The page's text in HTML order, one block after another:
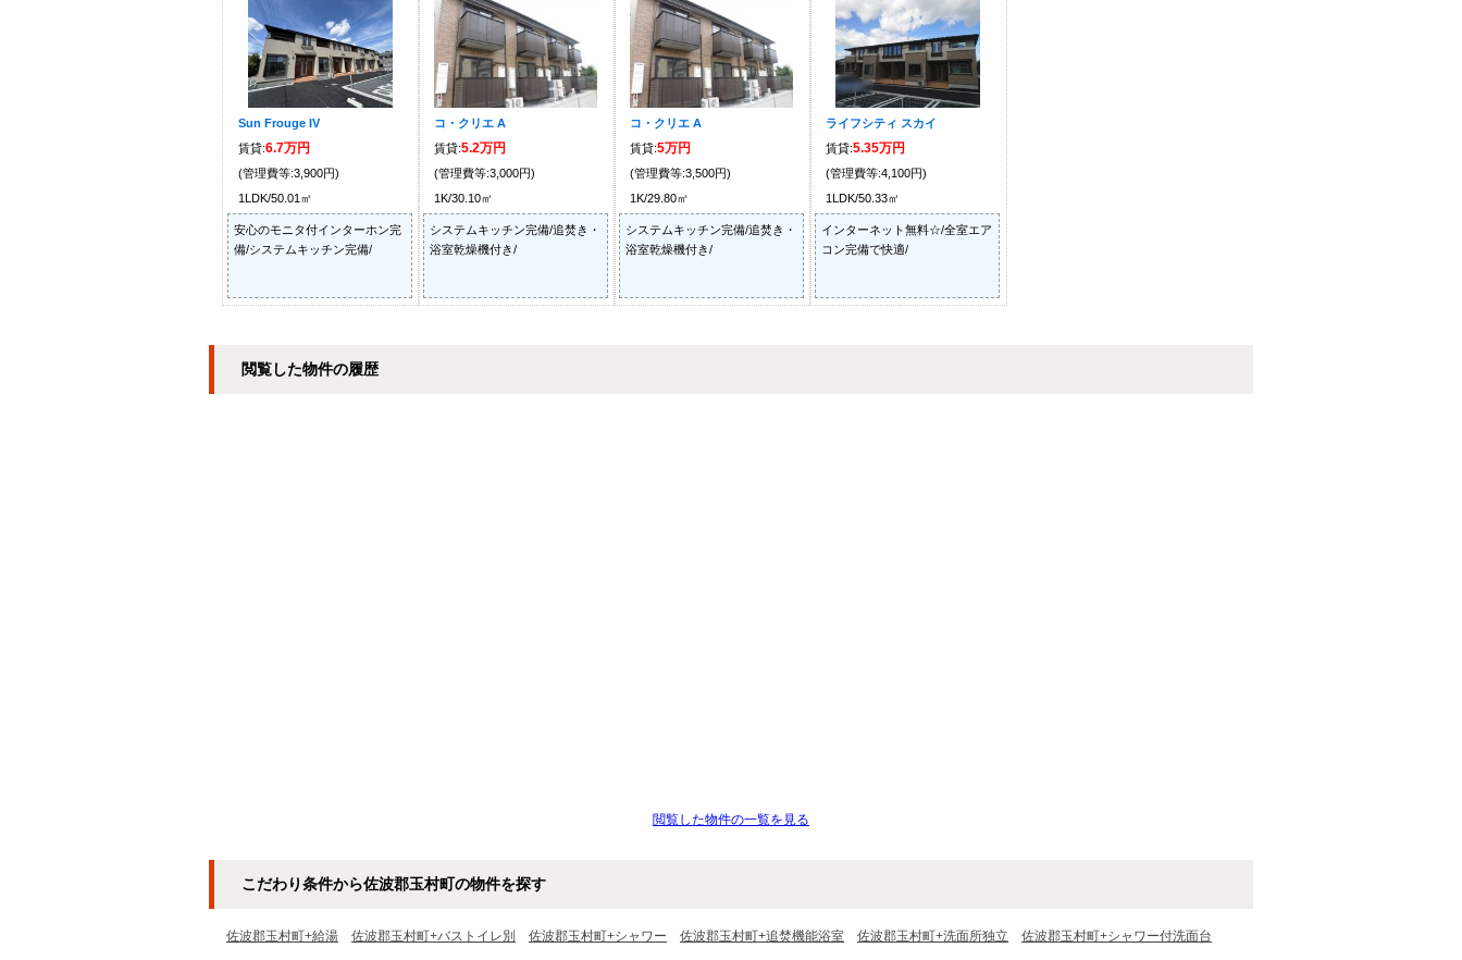
Sun Frouge IV
賃貸:6.7万円
(管理費等:3,900円)
1LDK/50.01㎡
安心のモニタ付インターホン完
備/システムキッチン完備/
コ・クリエ A
賃貸:5.2万円
(管理費等:3,000円)
1K/30.10㎡
システムキッチン完備/追焚き・
浴室乾燥機付き/
コ・クリエ A
賃貸:5万円
(管理費等:3,500円)
1K/29.80㎡
システムキッチン完備/追焚き・
浴室乾燥機付き/
ライフシティ スカイ
賃貸:5.35万円
(管理費等:4,100円)
1LDK/50.33㎡
インターネット無料☆/全室エア
コン完備で快適/
閲覧した物件の履歴
閲覧した物件の一覧を見る
こだわり条件から佐波郡玉村町の物件を探す
佐波郡玉村町+給湯 佐波郡玉村町+バストイレ別 佐波郡玉村町+シャワー 佐波郡玉村町+追焚機能浴室 佐波郡玉村町+洗面所独立 佐波郡玉村町+シャワー付洗面台